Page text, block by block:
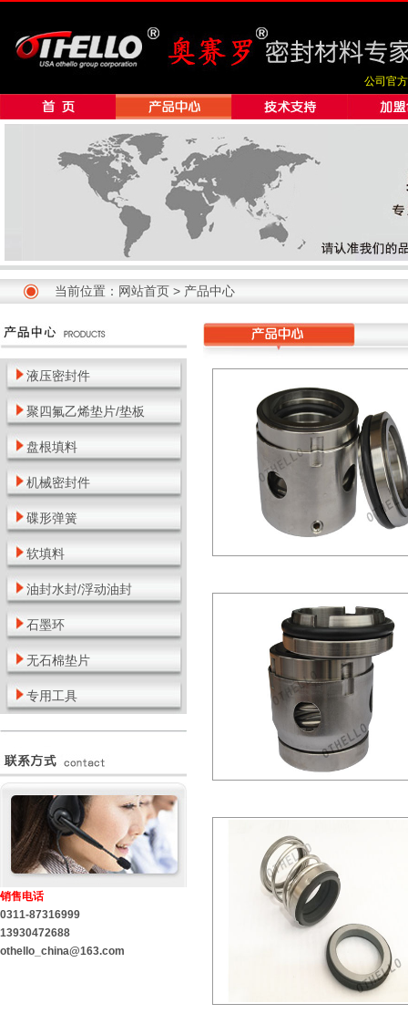
公司官
当前位置： 网站首页 > 产品中心
液压密封件
聚四氟乙烯垫片/垫板
盘根填料
机械密封件
碟形弹簧
软填料
油封水封/浮动油封
石墨环
无石棉垫片
专用工具
销售电话
0311-87316999
13930472688
othello_china@163.com